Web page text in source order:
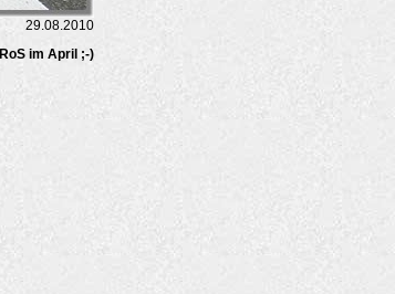
29.08.2010
RoS im April ;-)